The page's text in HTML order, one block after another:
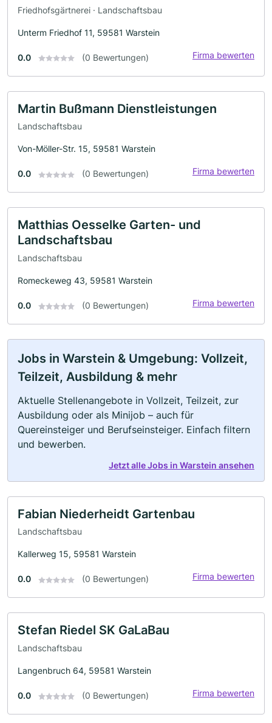
Friedhofsgärtnerei · Landschaftsbau
Unterm Friedhof 11, 59581 Warstein
0.0 (0 Bewertungen) Firma bewerten
Martin Bußmann Dienstleistungen
Landschaftsbau
Von-Möller-Str. 15, 59581 Warstein
0.0 (0 Bewertungen) Firma bewerten
Matthias Oesselke Garten- und
Landschaftsbau
Landschaftsbau
Romeckeweg 43, 59581 Warstein
0.0 (0 Bewertungen) Firma bewerten
Jobs in Warstein & Umgebung: Vollzeit,
Teilzeit, Ausbildung & mehr
Aktuelle Stellenangebote in Vollzeit, Teilzeit, zur
Ausbildung oder als Minijob – auch für
Quereinsteiger und Berufseinsteiger. Einfach filtern
und bewerben.
Jetzt alle Jobs in Warstein ansehen
Fabian Niederheidt Gartenbau
Landschaftsbau
Kallerweg 15, 59581 Warstein
0.0 (0 Bewertungen) Firma bewerten
Stefan Riedel SK GaLaBau
Landschaftsbau
Langenbruch 64, 59581 Warstein
0.0 (0 Bewertungen) Firma bewerten